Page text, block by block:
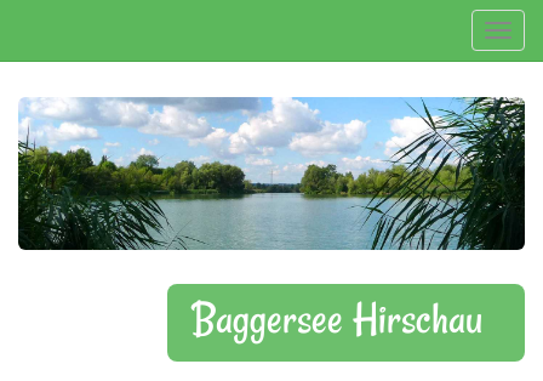
Baggersee Hirschau